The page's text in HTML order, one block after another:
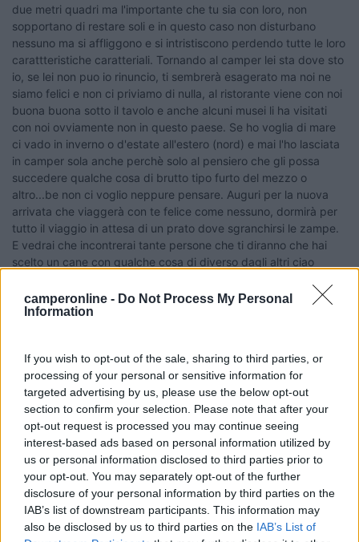
camperonline - Do Not Process My Personal
Information
If you wish to opt-out of the sale, sharing to third parties, or
processing of your personal or sensitive information for
targeted advertising by us, please use the below opt-out
section to confirm your selection. Please note that after your
opt-out request is processed you may continue seeing
interest-based ads based on personal information utilized by
us or personal information disclosed to third parties prior to
your opt-out. You may separately opt-out of the further
disclosure of your personal information by third parties on the
IAB’s list of downstream participants. This information may
also be disclosed by us to third parties on the IAB’s List of
due metri quadri ma l'importante che tu sia con loro, non
sopportano di restare soli e in questo caso non disturbano
nessuno ma si affliggono e si intristiscono perdendo tutte le loro
carattteristiche caratteriali. Tornando al camper lei sta dove sto
io, se lei non puo io rinuncio, ti sembrerà esagerato ma noi ne
siamo felici e non ci priviamo di nulla, al ristorante viene con noi
buona buona sotto il tavolo e anche alcuni musei li ha visitati
con noi ovviamente non in questo paese. Se ho voglia di mare
ci vado in inverno o d'estate all'estero (nord) e mai l'ho lasciata
in camper sola anche perchè solo al pensiero che gli possa
succedere qualche cosa di brutto tipo furto del mezzo o
altro...be non ci voglio neppure pensare. Auguri per la nuova
arrivata che viaggerà con te felice come nessuno, dormirà per
tutto il viaggio in attesa di un prato dove sgranchirsi le zampe.
E vedrai che incontrerai tante persone che ti diranno che hai
scelto un cane con qualche cosa di diverso dagli altri ciao
97
bordeaux di circa 65 kg ) ormai si è abituato a venire a sciare
con noi: viaggia sotto il tavolo della dinette nella sua cuccia e
durante il giorno quando siamo a sciare lo lasciamo in gavone
con acqua, cibo, riscaldamento e oscuranti aperti; naturalmente
al mattino sta' un paio d'ore fuori con noi e appena torniamo di
nuovo. si è abituato benissimo e non ha mai combinato alcun
guaio. auguri a tutti per i "pulciosi"[;)][;)]
boxlmc
100
Inserito il17/03/2006 alle: 22:24:00